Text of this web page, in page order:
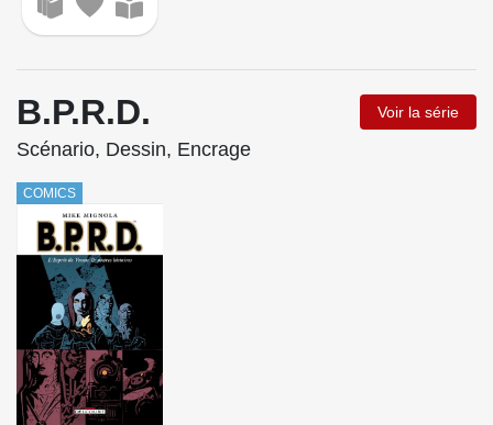
B.P.R.D. Voir la série
Scénario, Dessin, Encrage
COMICS